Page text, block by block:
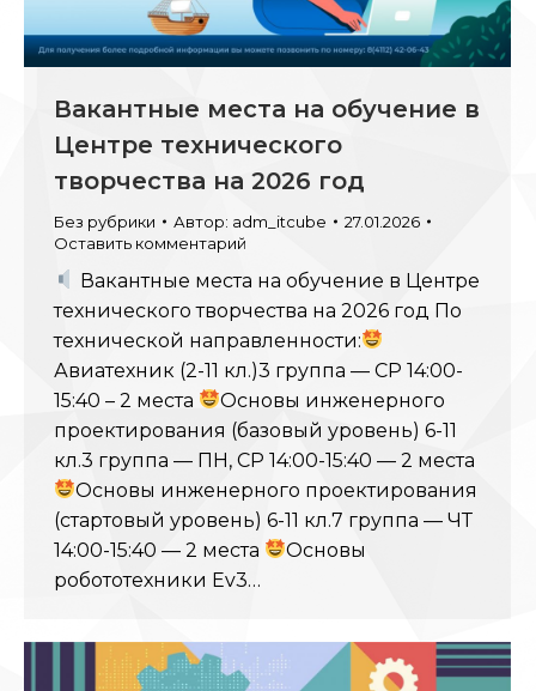
Вакантные места на обучение в
Центре технического
творчества на 2026 год
Без рубрики Автор: adm_itcube
27.01.2026
Оставить комментарий
Вакантные места на обучение в Центре
технического творчества на 2026 год По
технической направленности:
Авиатехник (2-11 кл.)3 группа — СР 14:00-
15:40 – 2 места
Основы инженерного
проектирования (базовый уровень) 6-11
кл.3 группа — ПН, СР 14:00-15:40 — 2 места
Основы инженерного проектирования
(стартовый уровень) 6-11 кл.7 группа — ЧТ
14:00-15:40 — 2 места
Основы
робототехники Ev3…